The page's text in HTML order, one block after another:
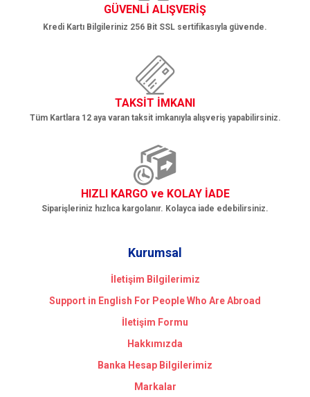
GÜVENLİ ALIŞVERİŞ
Kredi Kartı Bilgileriniz 256 Bit SSL sertifikasıyla güvende.
TAKSİT İMKANI
Tüm Kartlara 12 aya varan taksit imkanıyla alışveriş yapabilirsiniz.
HIZLI KARGO ve KOLAY İADE
Siparişleriniz hızlıca kargolanır. Kolayca iade edebilirsiniz.
Kurumsal
İletişim Bilgilerimiz
Support in English For People Who Are Abroad
İletişim Formu
Hakkımızda
Banka Hesap Bilgilerimiz
Markalar